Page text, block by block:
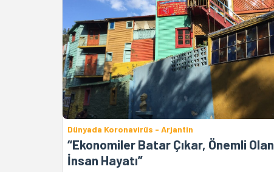
Dünyada Koronavirüs - Arjantin
“Ekonomiler Batar Çıkar, Önemli Olan
İnsan Hayatı”